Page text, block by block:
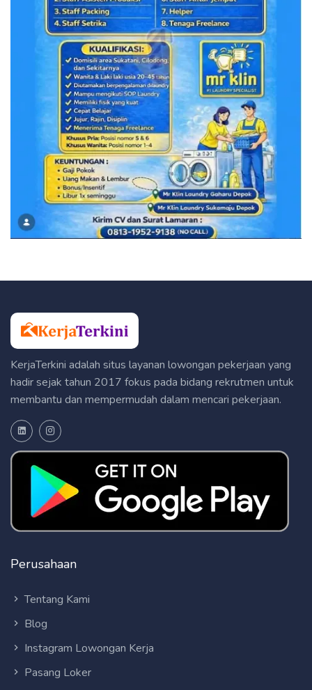
KerjaTerkini adalah situs layanan lowongan pekerjaan yang
hadir sejak tahun 2017 fokus pada bidang rekrutmen untuk
membantu dan mempermudah dalam mencari pekerjaan.
Perusahaan
Tentang Kami
Blog
Instagram Lowongan Kerja
Pasang Loker